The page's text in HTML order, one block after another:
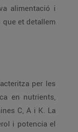
alimentació i
et detallem
per les
en nutrients,
C, A i K. La
i potencia el